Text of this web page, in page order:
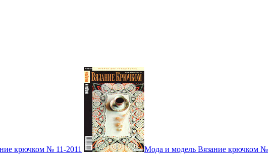
крючком № 11-2011 Мода и модель Вязание крючком №